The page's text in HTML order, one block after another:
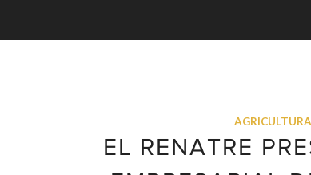
AGRICULTURA
EL RENATRE